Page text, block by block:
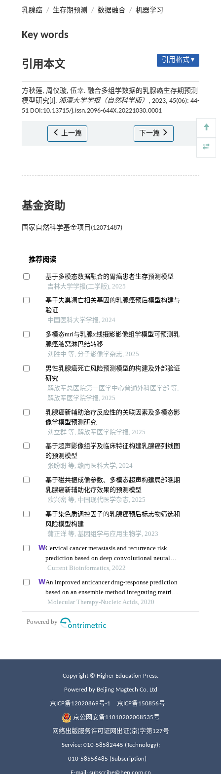
乳腺癌 / 生存期预测 / 数据融合 / 机器学习
Key words
引用本文 引用格式 ▾
方秋莲, 周仪璇, 伍幸. 融合多组学数据的乳腺癌生存期预测
模型研究[J]. 湘潭大学学报（自然科学版） , 2023, 45(06): 44-
51 DOI:10.13715/j.issn.2096-644X.20221030.0001
上一篇 下一篇
基金资助
国家自然科学基金项目(12071487)
Copyright © Higher Education Press.
Powered by Beijing Magtech Co. Ltd
京ICP备12020869号-1 京ICP备150856号
京公网安备11010202008535号
网络出版服务许可证网出证(京)字第127号
Service: 010-58582445 (Technology);
010-58556485 (Subscription)